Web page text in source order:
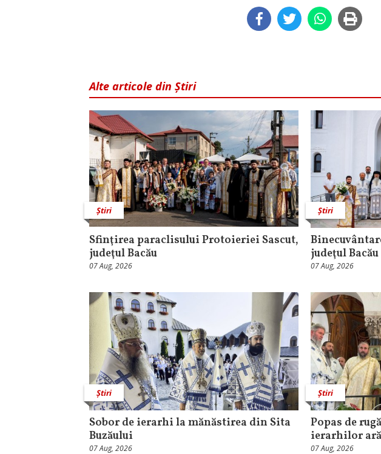
Alte articole din Știri
Știri
Sfinţirea paraclisului Protoieriei Sascut,
judeţul Bacău
07 Aug, 2026
Știri
judeţul Bacău
07 Aug, 2026
Știri
Sobor de ierarhi la mănăstirea din Sita
Buzăului
07 Aug, 2026
Știri
Popas de
ierarhilor
07 Aug, 2026